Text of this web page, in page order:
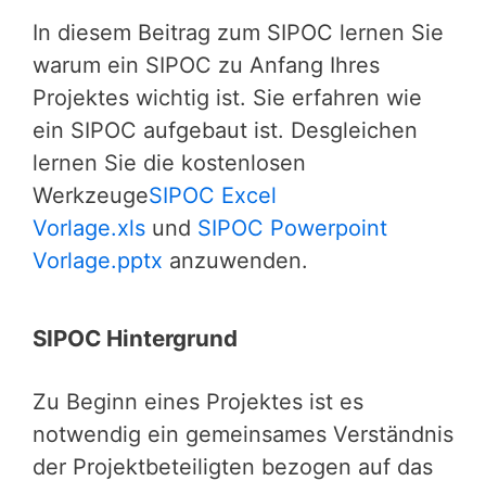
In diesem Beitrag zum SIPOC lernen Sie
warum ein SIPOC zu Anfang Ihres
Projektes wichtig ist. Sie erfahren wie
ein SIPOC aufgebaut ist. Desgleichen
lernen Sie die kostenlosen
WerkzeugeSIPOC Excel
Vorlage.xls und SIPOC Powerpoint
Vorlage.pptx anzuwenden.
SIPOC Hintergrund
Zu Beginn eines Projektes ist es
notwendig ein gemeinsames Verständnis
der Projektbeteiligten bezogen auf das